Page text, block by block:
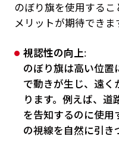
のぼり旗を使用する
メリットが期待できま
視認性の向上:
のぼり旗は高い位置
で動きが生じ、遠く
ります。例えば、道
を告知するのに使用
の視線を自然に引き